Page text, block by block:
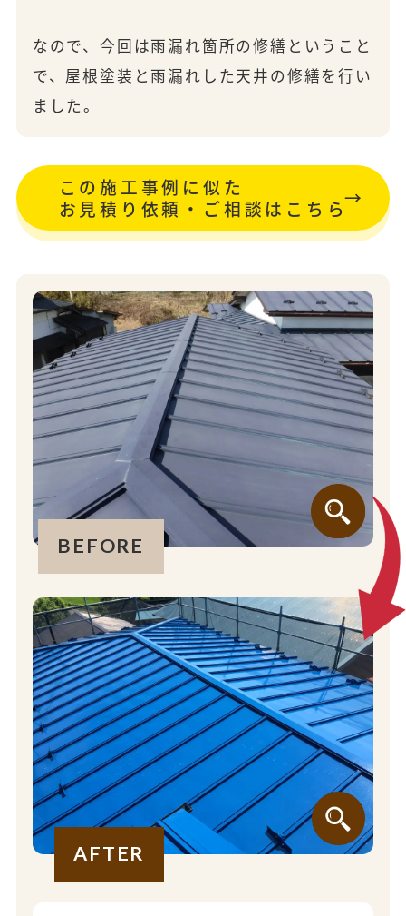
なので、今回は雨漏れ箇所の修繕ということ
で、屋根塗装と雨漏れした天井の修繕を行い
ました。
この施工事例に似た
お見積り依頼・ご相談はこちら
BEFORE
AFTER